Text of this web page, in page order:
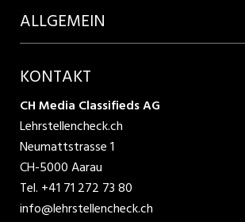
Inserieren
Produkte
Lehrberufe entdecken
ALLGEMEIN
AGB
Datenschutzbestimmungen
Nutzungsbedingungen
Impressum
KONTAKT
CH Media Classifieds AG
Lehrstellencheck.ch
Neumattstrasse 1
CH-5000 Aarau
Tel. +41 71 272 73 80
info@lehrstellencheck.ch